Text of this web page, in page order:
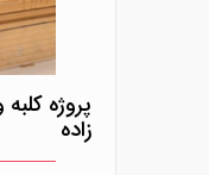
پروژه
زاده